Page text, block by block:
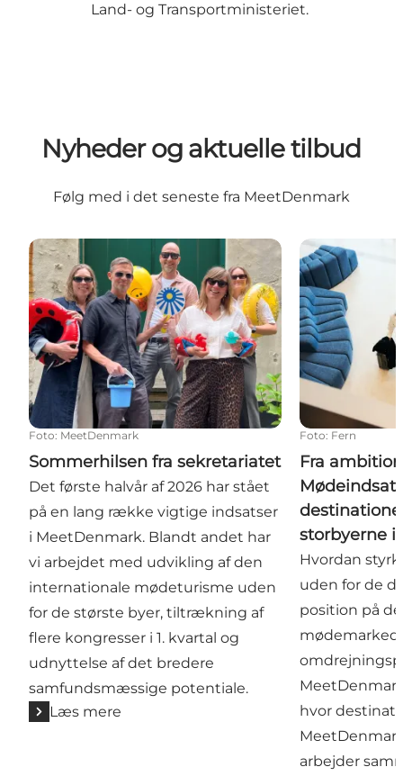
Land- og Transportministeriet.
Nyheder og aktuelle tilbud
Følg med i det seneste fra MeetDenmark
Sommerhilsen fra sekretariatet
Foto: MeetDenmark
Sommerhilsen fra sekretariatet
Det første halvår af 2026 har stået
på en lang række vigtige indsatser
i MeetDenmark. Blandt andet har
vi arbejdet med udvikling af den
internationale mødeturisme uden
for de største byer, tiltrækning af
flere kongresser i 1. kvartal og
udnyttelse af det bredere
samfundsmæssige potentiale.
Læs mere
Fra ambition
Foto: Fern
Fra
storbyerne
Hvordan
uden for de
position på
hvor
arbejder